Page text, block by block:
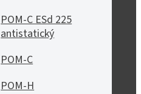
POM-C ESd 225
antistatický
POM-C
POM-H